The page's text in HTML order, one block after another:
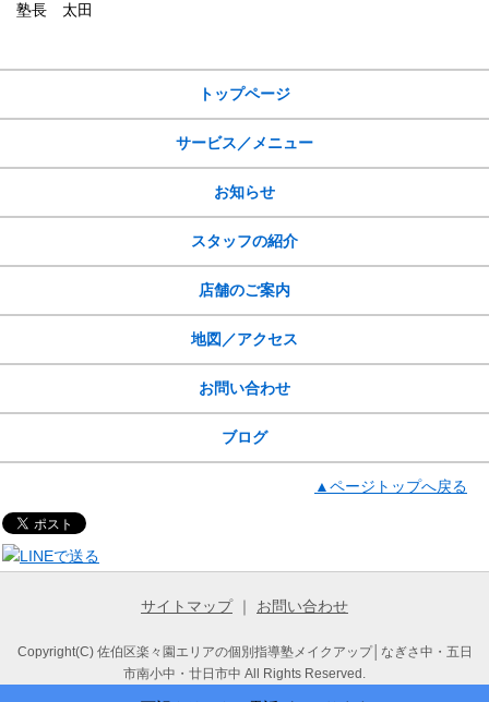
塾長 太田
トップページ
サービス／メニュー
お知らせ
スタッフの紹介
店舗のご案内
地図／アクセス
お問い合わせ
ブログ
▲ページトップへ戻る
サイトマップ｜ お問い合わせ
Copyright(C) 佐伯区楽々園エリアの個別指導塾メイクアップ│なぎさ中・五日
市南小中・廿日市中 All Rights Reserved.